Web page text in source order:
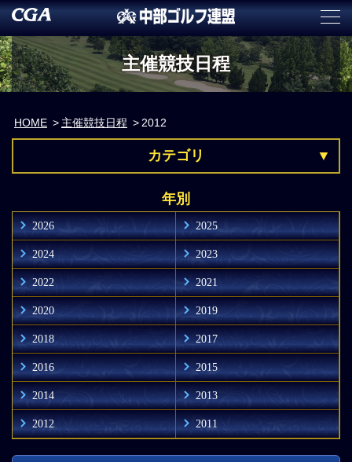
主催競技日程
HOME 主催競技日程 2012
カテゴリ
年別
2026 2025
2024 2023
2022 2021
2020 2019
2018 2017
2016 2015
2014 2013
2012 2011